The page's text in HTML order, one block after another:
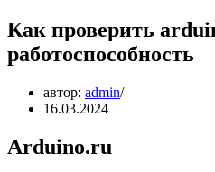
Как проверить
работоспособность
автор: admin
16.03.2024
Arduino.ru